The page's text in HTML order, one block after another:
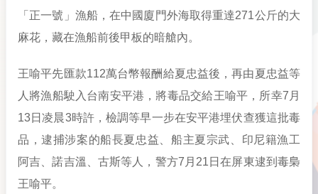
「正一號」漁船，在中國廈門外海取得重達271公斤的大
麻花，藏在漁船前後甲板的暗艙內。
王喻平先匯款112萬台幣報酬給夏忠益後，再由夏忠益等
人將漁船駛入台南安平港，將毒品交給王喻平，所幸7月
13日凌晨3時許，檢調等早一步在安平港埋伏查獲這批毒
品，逮捕涉案的船長夏忠益、船主夏宗武、印尼籍漁工
阿吉、諾吉溫、古斯等人，警方7月21日在屏東逮到毒梟
王喻平。